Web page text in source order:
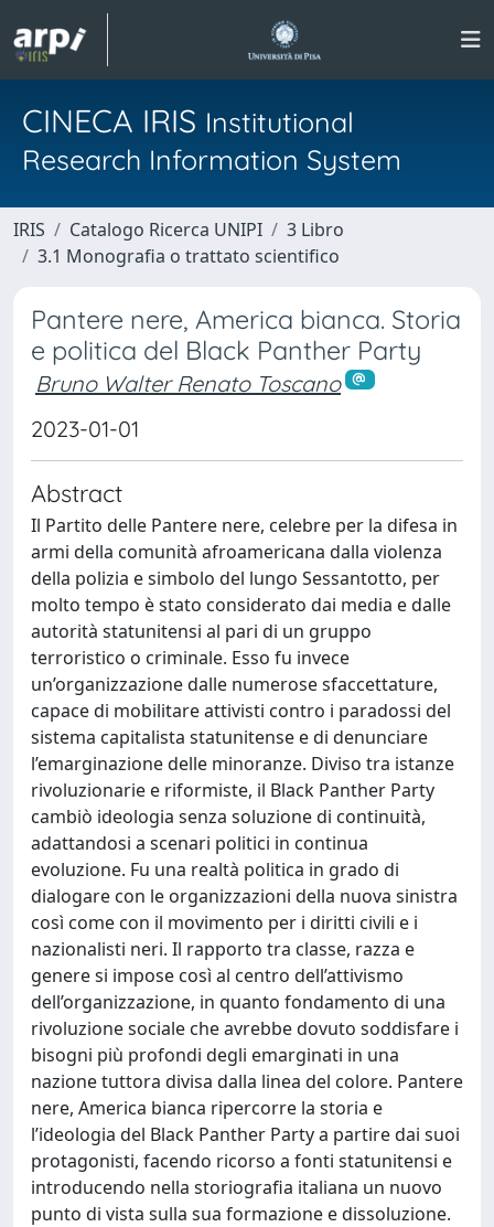
CINECA IRIS Institutional
Research Information System
IRIS Catalogo Ricerca UNIPI
3 Libro
3.1 Monografia o trattato scientifico
Pantere nere, America bianca. Storia
e politica del Black Panther Party
Bruno Walter Renato Toscano
2023-01-01
Abstract
Il Partito delle Pantere nere, celebre per la difesa in
armi della comunità afroamericana dalla violenza
della polizia e simbolo del lungo Sessantotto, per
molto tempo è stato considerato dai media e dalle
autorità statunitensi al pari di un gruppo
terroristico o criminale. Esso fu invece
un’organizzazione dalle numerose sfaccettature,
capace di mobilitare attivisti contro i paradossi del
sistema capitalista statunitense e di denunciare
l’emarginazione delle minoranze. Diviso tra istanze
rivoluzionarie e riformiste, il Black Panther Party
cambiò ideologia senza soluzione di continuità,
adattandosi a scenari politici in continua
evoluzione. Fu una realtà politica in grado di
dialogare con le organizzazioni della nuova sinistra
così come con il movimento per i diritti civili e i
nazionalisti neri. Il rapporto tra classe, razza e
genere si impose così al centro dell’attivismo
dell’organizzazione, in quanto fondamento di una
rivoluzione sociale che avrebbe dovuto soddisfare i
bisogni più profondi degli emarginati in una
nazione tuttora divisa dalla linea del colore. Pantere
nere, America bianca ripercorre la storia e
l’ideologia del Black Panther Party a partire dai suoi
protagonisti, facendo ricorso a fonti statunitensi e
introducendo nella storiografia italiana un nuovo
punto di vista sulla sua formazione e dissoluzione.